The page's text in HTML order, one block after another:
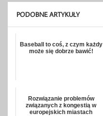
PODOBNE ARTYKUŁY
Baseball to coś, z czym każdy
może się dobrze bawić!
Rozwiązanie problemów
związanych z kongestią w
europejskich miastach